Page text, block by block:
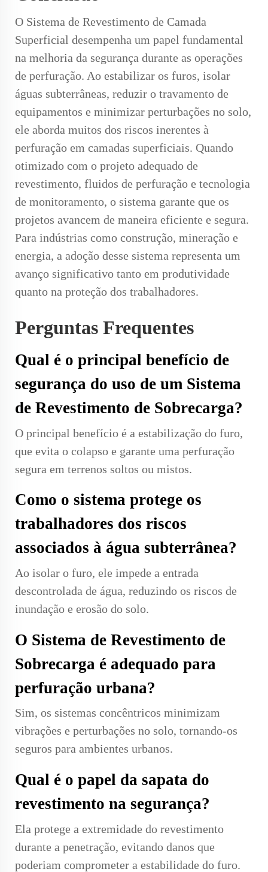
O Sistema de Revestimento de Camada
Superficial desempenha um papel fundamental
na melhoria da segurança durante as operações
de perfuração. Ao estabilizar os furos, isolar
águas subterrâneas, reduzir o travamento de
equipamentos e minimizar perturbações no solo,
ele aborda muitos dos riscos inerentes à
perfuração em camadas superficiais. Quando
otimizado com o projeto adequado de
revestimento, fluidos de perfuração e tecnologia
de monitoramento, o sistema garante que os
projetos avancem de maneira eficiente e segura.
Para indústrias como construção, mineração e
energia, a adoção desse sistema representa um
avanço significativo tanto em produtividade
quanto na proteção dos trabalhadores.
Perguntas Frequentes
Qual é o principal benefício de
segurança do uso de um Sistema
de Revestimento de Sobrecarga?
O principal benefício é a estabilização do furo,
que evita o colapso e garante uma perfuração
segura em terrenos soltos ou mistos.
Como o sistema protege os
trabalhadores dos riscos
associados à água subterrânea?
Ao isolar o furo, ele impede a entrada
descontrolada de água, reduzindo os riscos de
inundação e erosão do solo.
O Sistema de Revestimento de
Sobrecarga é adequado para
perfuração urbana?
Sim, os sistemas concêntricos minimizam
vibrações e perturbações no solo, tornando-os
seguros para ambientes urbanos.
Qual é o papel da sapata do
revestimento na segurança?
Ela protege a extremidade do revestimento
durante a penetração, evitando danos que
poderiam comprometer a estabilidade do furo.